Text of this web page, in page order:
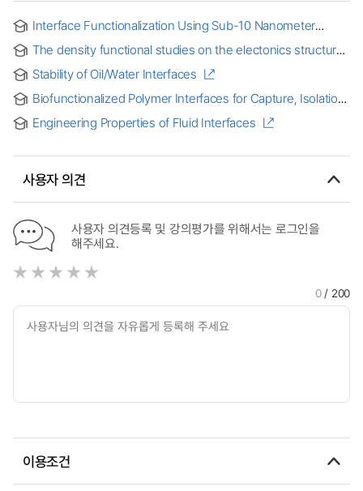
Interface Functionalization Using Sub-10 Nanometer
Presentation and Adsorbate Assembly [electronic
resource]
The density functional studies on the electonics structures
metal compounds : 전이금속 화합물 표면 및 계면의
전자구조와 자성에 대한 밀도범함수이론 연구
Stability of Oil/Water Interfaces
Biofunctionalized Polymer Interfaces for Capture, Isolation,
Engineering Properties of Fluid Interfaces
사용자 의견
사용자 의견등록 및 강의평가를 위해서는 로그인을
해주세요.
0/ 200
이용조건